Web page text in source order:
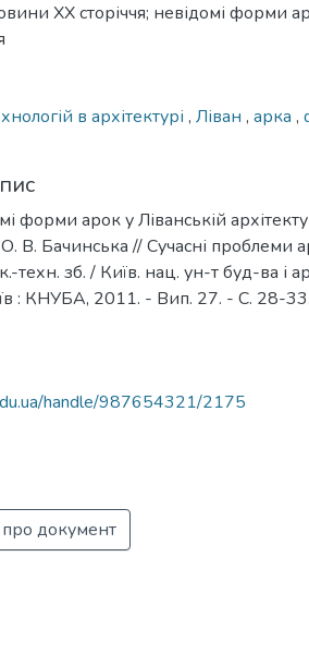
ХХ сторіччя; невідомі форми
в архітектурі , Ліван , арка ,
форми арок у Ліванській
В. Бачинська // Сучасні проблеми
техн. зб. / Київ. нац. ун-т буд-ва і
: КНУБА, 2011. - Вип. 27. - С. 28-33.
handle/987654321/2175
документ